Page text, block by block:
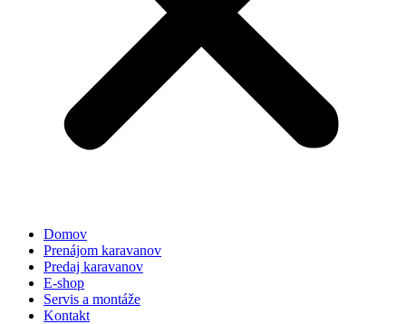
Domov
Prenájom karavanov
Predaj karavanov
E-shop
Servis a montáže
Kontakt